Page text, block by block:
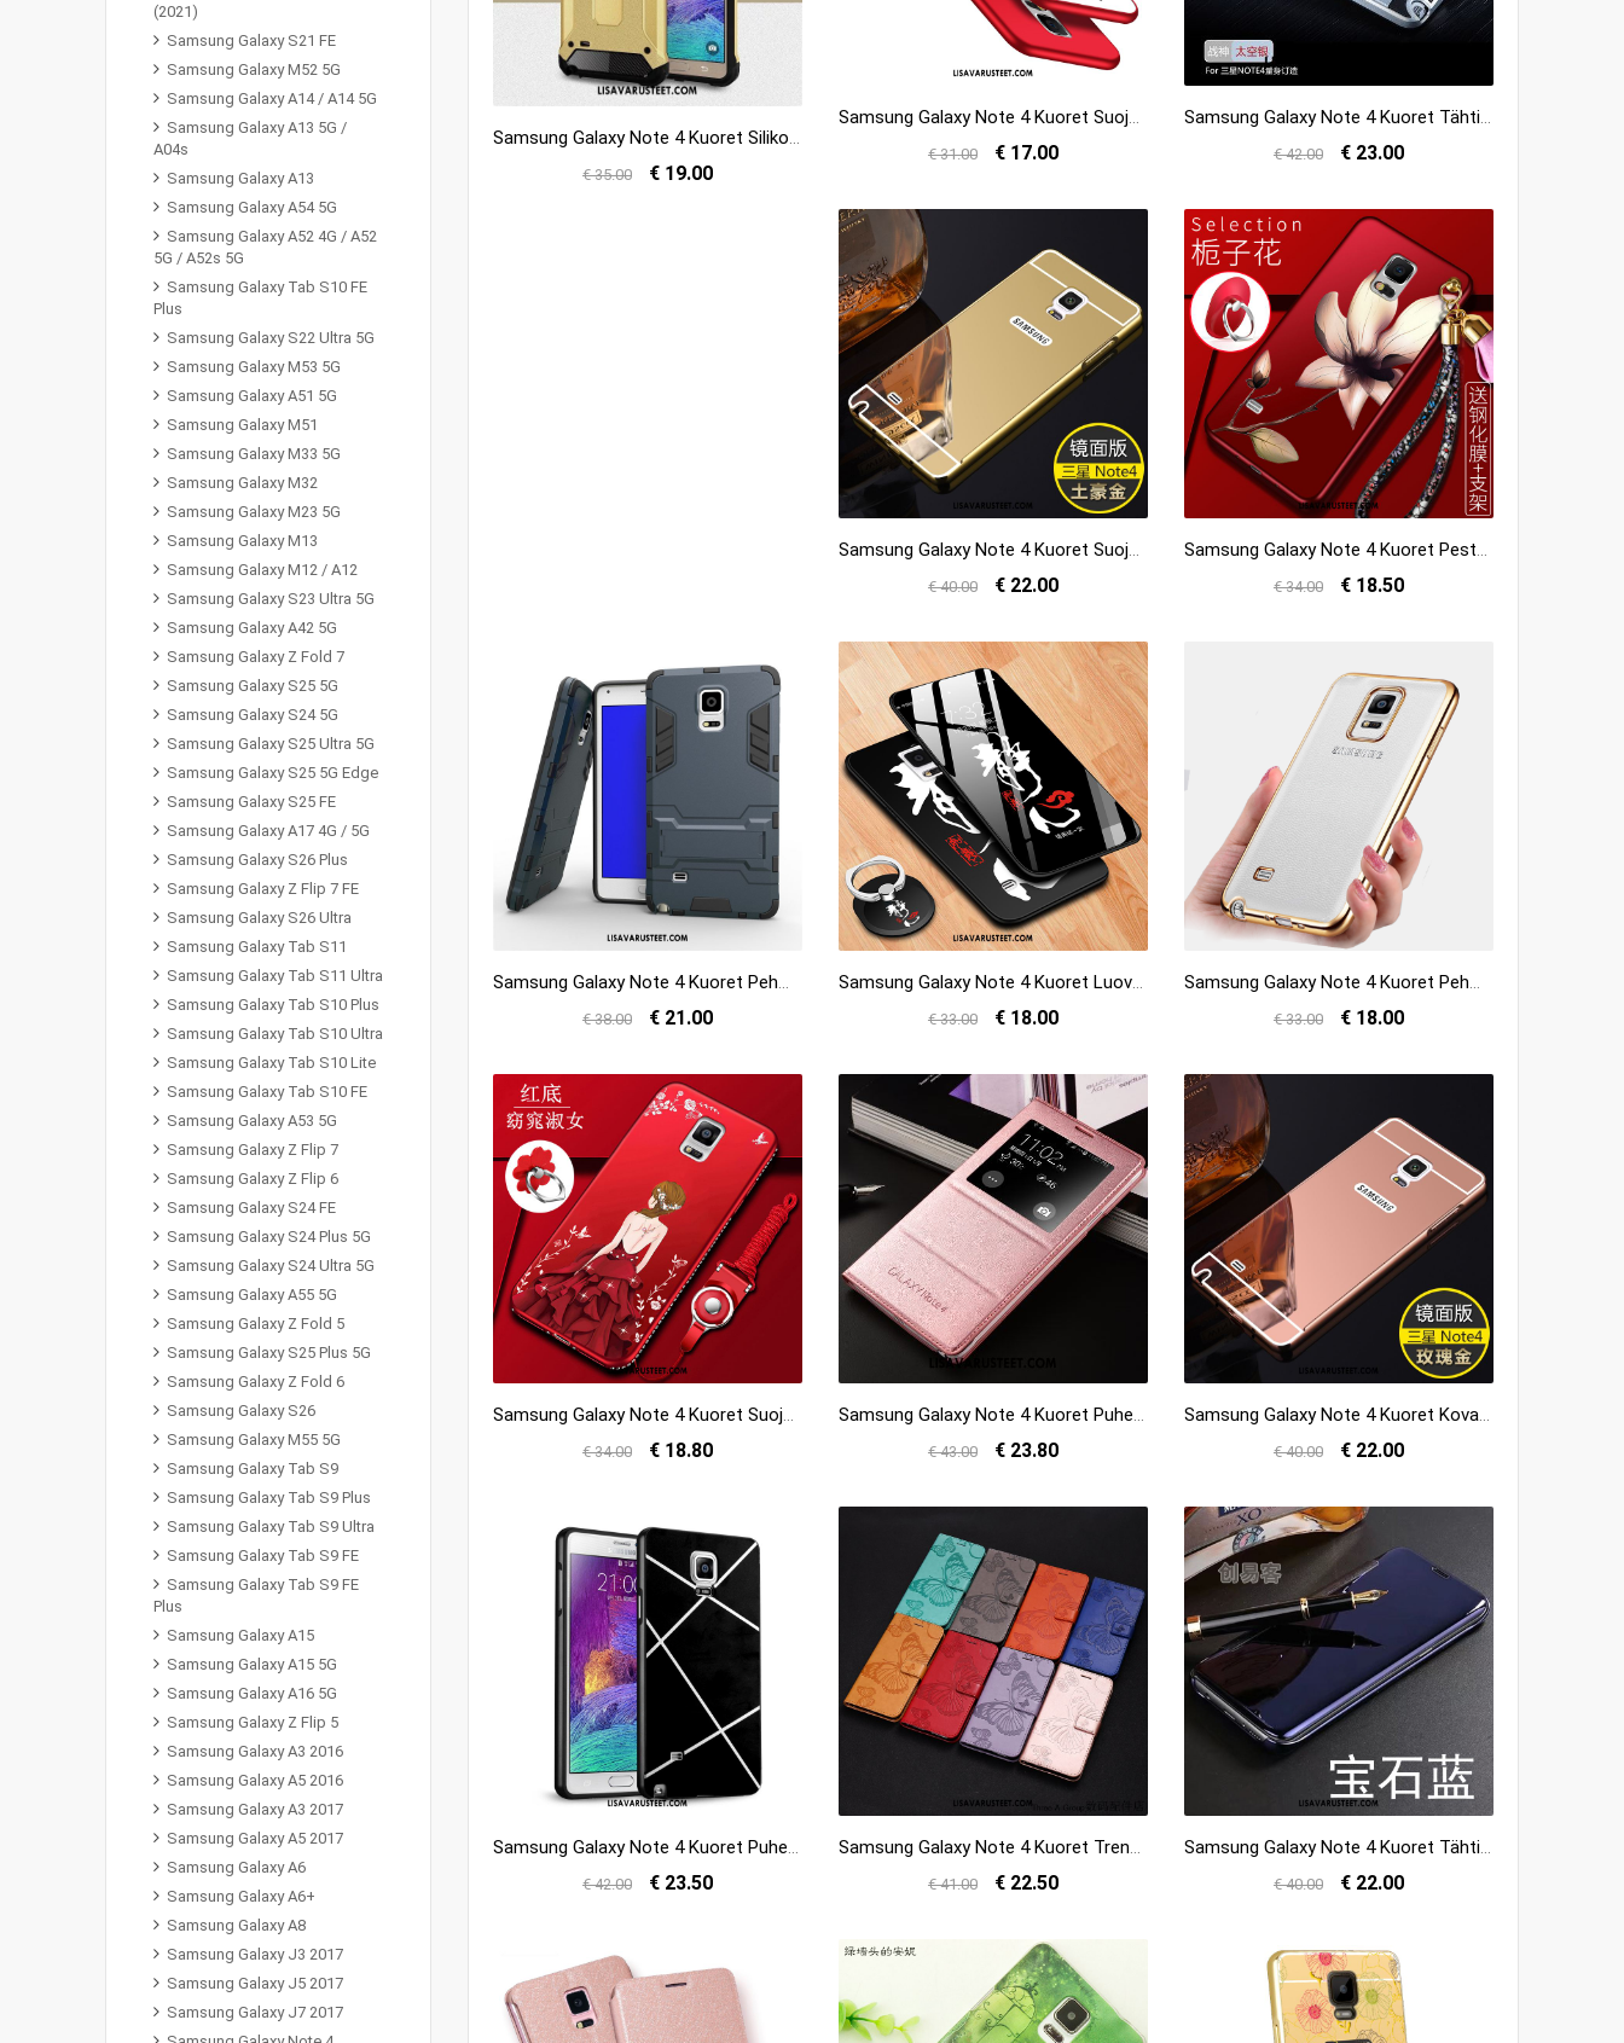
(2021)
Samsung Galaxy S21 FE
Samsung Galaxy M52 5G
Samsung Galaxy A14 / A14 5G
Samsung Galaxy A13 5G /
A04s
Samsung Galaxy A13
Samsung Galaxy A54 5G
Samsung Galaxy A52 4G / A52
5G / A52s 5G
Samsung Galaxy Tab S10 FE
Plus
Samsung Galaxy S22 Ultra 5G
Samsung Galaxy M53 5G
Samsung Galaxy A51 5G
Samsung Galaxy M51
Samsung Galaxy M33 5G
Samsung Galaxy M32
Samsung Galaxy M23 5G
Samsung Galaxy M13
Samsung Galaxy M12 / A12
Samsung Galaxy S23 Ultra 5G
Samsung Galaxy A42 5G
Samsung Galaxy Z Fold 7
Samsung Galaxy S25 5G
Samsung Galaxy S24 5G
Samsung Galaxy S25 Ultra 5G
Samsung Galaxy S25 5G Edge
Samsung Galaxy S25 FE
Samsung Galaxy A17 4G / 5G
Samsung Galaxy S26 Plus
Samsung Galaxy Z Flip 7 FE
Samsung Galaxy S26 Ultra
Samsung Galaxy Tab S11
Samsung Galaxy Tab S11 Ultra
Samsung Galaxy Tab S10 Plus
Samsung Galaxy Tab S10 Ultra
Samsung Galaxy Tab S10 Lite
Samsung Galaxy Tab S10 FE
Samsung Galaxy A53 5G
Samsung Galaxy Z Flip 7
Samsung Galaxy Z Flip 6
Samsung Galaxy S24 FE
Samsung Galaxy S24 Plus 5G
Samsung Galaxy S24 Ultra 5G
Samsung Galaxy A55 5G
Samsung Galaxy Z Fold 5
Samsung Galaxy S25 Plus 5G
Samsung Galaxy Z Fold 6
Samsung Galaxy S26
Samsung Galaxy M55 5G
Samsung Galaxy Tab S9
Samsung Galaxy Tab S9 Plus
Samsung Galaxy Tab S9 Ultra
Samsung Galaxy Tab S9 FE
Samsung Galaxy Tab S9 FE
Plus
Samsung Galaxy A15
Samsung Galaxy A15 5G
Samsung Galaxy A16 5G
Samsung Galaxy Z Flip 5
Samsung Galaxy A3 2016
Samsung Galaxy A5 2016
Samsung Galaxy A3 2017
Samsung Galaxy A5 2017
Samsung Galaxy A6
Samsung Galaxy A6+
Samsung Galaxy A8
Samsung Galaxy J3 2017
Samsung Galaxy J5 2017
Samsung Galaxy J7 2017
Samsung Galaxy Note 4 Kuoret Silikoni Murtumaton Kuori Kulta All Inclusive Halpa
€ 35.00 € 19.00
Samsung Galaxy Note 4 Kuoret Suojaus Yksinkertainen Pehmeä Neste All Inclusive Puhelimen Myynti
€ 31.00 € 17.00
Samsung Galaxy Note 4 Kuoret Tähti Pehmeä Neste Harmaa Murtumaton Kotelo Myynti
€ 42.00 € 23.00
Samsung Galaxy Note 4 Kuoret Suojaus Ultra Kehys Muokata Puhelimen Tarjous
€ 40.00 € 22.00
Samsung Galaxy Note 4 Kuoret Pesty Suede Trendi Silikoni All Inclusive Suojaus Myynti
€ 34.00 € 18.50
Samsung Galaxy Note 4 Kuoret Pehmeä Neste Harmaa Luova Suojaus Persoonallisuus Kuori Verkossa
€ 38.00 € 21.00
Samsung Galaxy Note 4 Kuoret Luova Ultra All Inclusive Tähti Silikoni Kuori Verkossa
€ 33.00 € 18.00
Samsung Galaxy Note 4 Kuoret Pehmeä Neste Läpinäkyvä Suojaus Silikoni Kulta Myynti
€ 33.00 € 18.00
Samsung Galaxy Note 4 Kuoret Suojaus Silikoni Kotelo Kuori Murtumaton Myynti
€ 34.00 € 18.80
Samsung Galaxy Note 4 Kuoret Puhelimen Tähti Kotelo Nahkakotelo Simpukka Osta
€ 43.00 € 23.80
Samsung Galaxy Note 4 Kuoret Kova Kehys Pinkki Takakansi Kulta Kuori Halvat
€ 40.00 € 22.00
Samsung Galaxy Note 4 Kuoret Puhelimen Musta Suojaus Kuori Kotelo Halpa
€ 42.00 € 23.50
Samsung Galaxy Note 4 Kuoret Trendi Pehmeä Neste Puhelimen Kuori Monivärinen Osta
€ 41.00 € 22.50
Samsung Galaxy Note 4 Kuoret Tähti Nahkakotelo Sininen Puhelimen Kuori Tarjous
€ 40.00 € 22.00